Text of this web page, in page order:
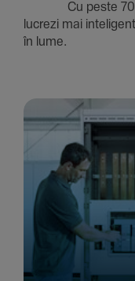
Cu peste 70 de
lucrezi mai
în lume.